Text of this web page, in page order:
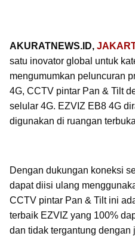
AKURATNEWS.ID,
satu inovator global untuk
mengumumkan peluncuran
4G, CCTV pintar Pan & Tilt
selular 4G. EZVIZ EB8 4G
digunakan di ruangan
Dengan dukungan koneksi
dapat diisi ulang
CCTV pintar Pan & Tilt ini
terbaik EZVIZ yang 100%
dan tidak tergantung dengan